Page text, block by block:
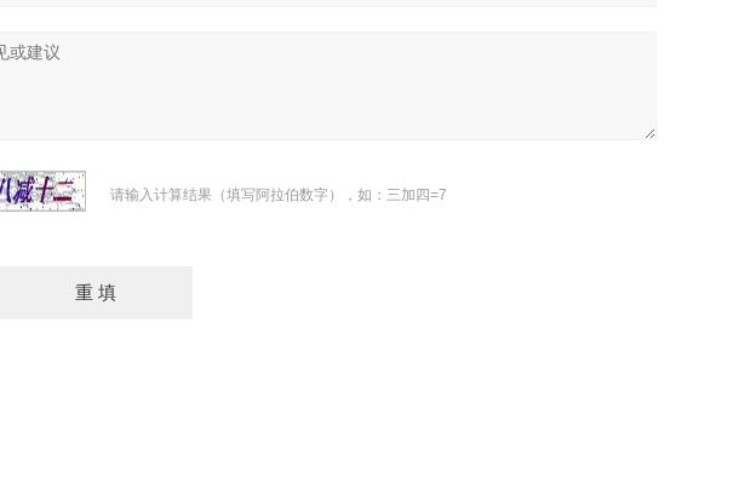
请输入计算结果（填写阿拉伯数字），如：三加四=7